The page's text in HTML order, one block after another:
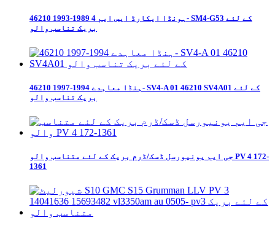
ہونڈا ایکارڈ ایس ایم 4 1989-1993 46210- SM4-G53 کے لئے
بریک تناسب والو
ہنڈا معاہدے 1994-1997 46210- SV4-A 01 46210 SV4A01 کے لئے
بریک تناسب والو
جی ایم یونیورسل ڈسک/ڈرم بریک کے لئے متناسب والو PV 4 172-
1361